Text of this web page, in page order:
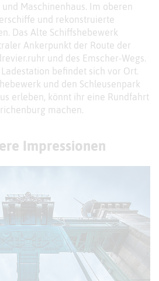
Maschinenhaus. Im oberen
und rekonstruierte
Das Alte Schiffshebewerk
Ankerpunkt der Route der
und des Emscher-Wegs.
Ladestation befindet sich vor Ort.
und den Schleusenpark
erleben, könnt ihr eine Rundfahrt
machen.
Impressionen